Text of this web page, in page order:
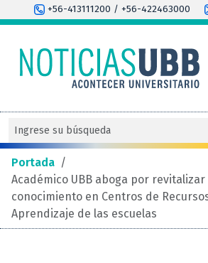
+56-413111200 / +56-422463000
Portada /
Académico UBB aboga por
conocimiento en Centros de
Aprendizaje de las escuelas